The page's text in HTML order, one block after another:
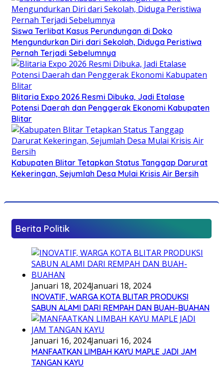
Siswa Terlibat Kasus Perundungan di Doko
Mengundurkan Diri dari Sekolah, Diduga Peristiwa
Pernah Terjadi Sebelumnya
Blitaria Expo 2026 Resmi Dibuka, Jadi Etalase
Potensi Daerah dan Penggerak Ekonomi Kabupaten
Blitar
Kabupaten Blitar Tetapkan Status Tanggap Darurat
Kekeringan, Sejumlah Desa Mulai Krisis Air Bersih
Berita Politik
Januari 18, 2024Januari 18, 2024
INOVATIF, WARGA KOTA BLITAR PRODUKSI
SABUN ALAMI DARI REMPAH DAN BUAH-BUAHAN
Januari 16, 2024Januari 16, 2024
MANFAATKAN LIMBAH KAYU MAPLE JADI JAM
TANGAN KAYU